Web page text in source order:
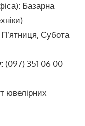
Базарна
Субота
(097) 351 06 00
ювелірних